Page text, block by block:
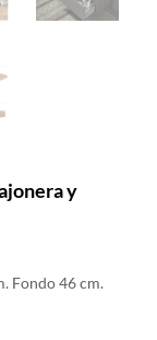
y
Fondo 46 cm.